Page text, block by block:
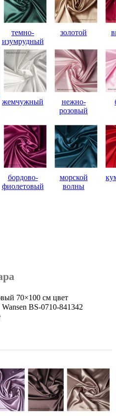
темно-
изумрудный
золотой
жемчужный
нежно-
розовый
бордово-
фиолетовый
морской
волны
70×100 см цвет
BS-0710-841342